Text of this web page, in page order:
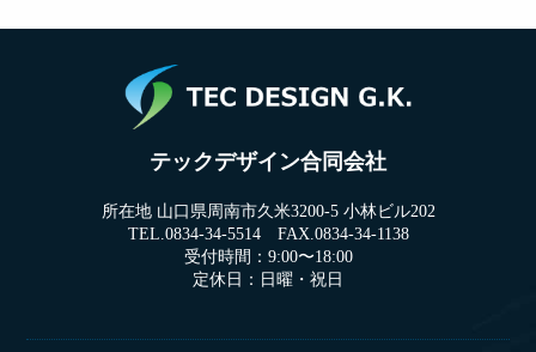
テックデザイン合同会社
所在地 山口県周南市久米3200-5 小林ビル202
TEL.0834-34-5514 FAX.0834-34-1138
受付時間：9:00〜18:00
定休日：日曜・祝日